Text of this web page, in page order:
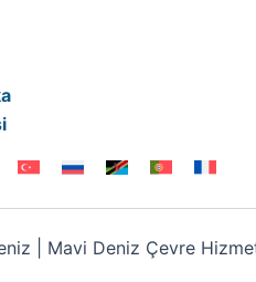
| Mavi Deniz Çevre